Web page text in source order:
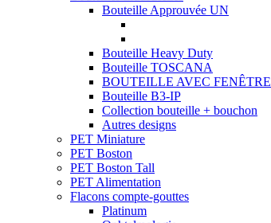
Bouteille Approuvée UN
Bouteille Heavy Duty
Bouteille TOSCANA
BOUTEILLE AVEC FENÊTRE
Bouteille B3-IP
Collection bouteille + bouchon
Autres designs
PET Miniature
PET Boston
PET Boston Tall
PET Alimentation
Flacons compte-gouttes
Platinum